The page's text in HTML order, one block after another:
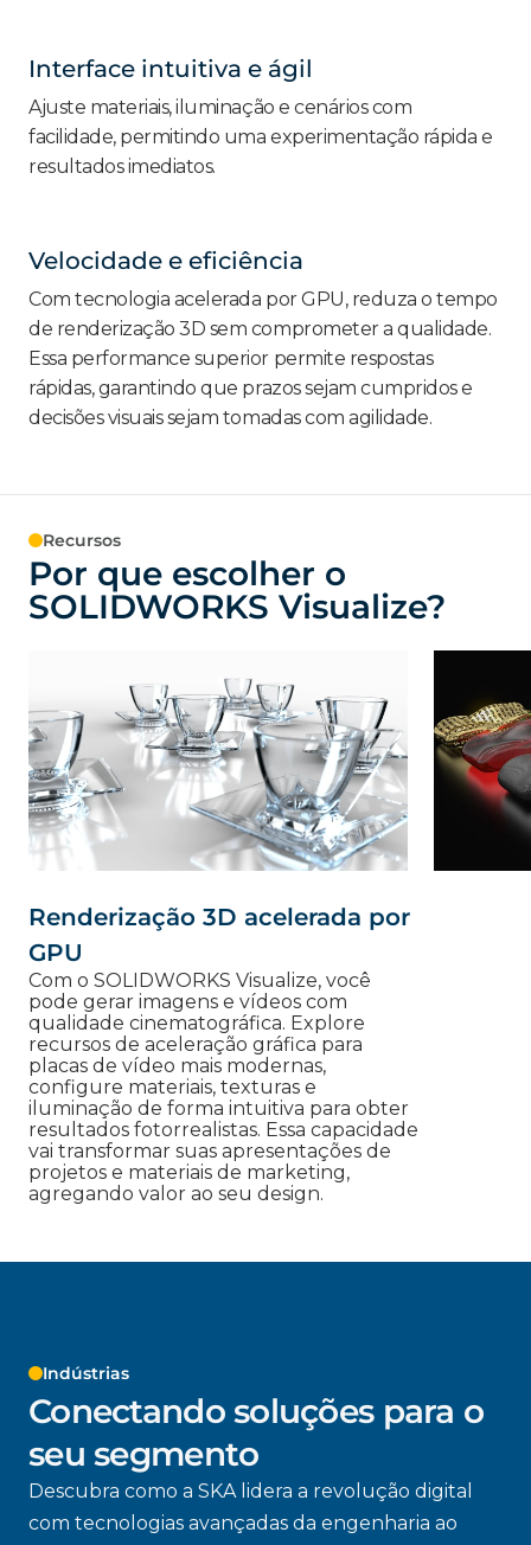
Interface intuitiva e ágil
Ajuste materiais, iluminação e cenários com
facilidade, permitindo uma experimentação rápida e
resultados imediatos.
Velocidade e eficiência
Com tecnologia acelerada por GPU, reduza o tempo
de renderização 3D sem comprometer a qualidade.
Essa performance superior permite respostas
rápidas, garantindo que prazos sejam cumpridos e
decisões visuais sejam tomadas com agilidade.
Recursos
Por que escolher o
SOLIDWORKS Visualize?
Renderização 3D acelerada por
GPU
Com o SOLIDWORKS Visualize, você
pode gerar imagens e vídeos com
qualidade cinematográfica. Explore
recursos de aceleração gráfica para
placas de vídeo mais modernas,
configure materiais, texturas e
iluminação de forma intuitiva para obter
resultados fotorrealistas. Essa capacidade
vai transformar suas apresentações de
projetos e materiais de marketing,
agregando valor ao seu design.
Indústrias
Conectando soluções para o
seu segmento
Descubra como a SKA lidera a revolução digital
com tecnologias avançadas da engenharia ao